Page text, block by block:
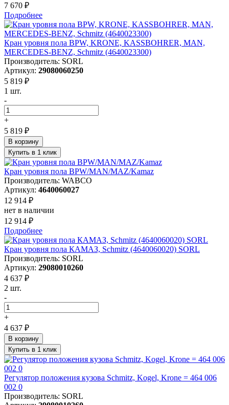
7 670 ₽
Подробнее
Кран уровня пола BPW, KRONE, KASSBOHRER, MAN,
MERCEDES-BENZ, Schmitz (4640023300)
Производитель: SORL
Артикул: 29080060250
5 819 ₽
1 шт.
-
+
5 819 ₽
В корзину
Купить в 1 клик
Кран уровня пола BPW/MAN/MAZ/Kamaz
Производитель: WABCO
Артикул: 4640060027
12 914 ₽
нет в наличии
12 914 ₽
Подробнее
Кран уровня пола КАМАЗ, Schmitz (4640060020) SORL
Производитель: SORL
Артикул: 29080010260
4 637 ₽
2 шт.
-
+
4 637 ₽
В корзину
Купить в 1 клик
Регулятор положения кузова Schmitz, Kogel, Krone = 464 006
002 0
Производитель: SORL